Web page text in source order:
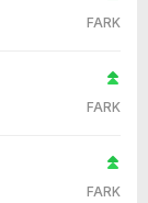
FARK
FARK
FARK